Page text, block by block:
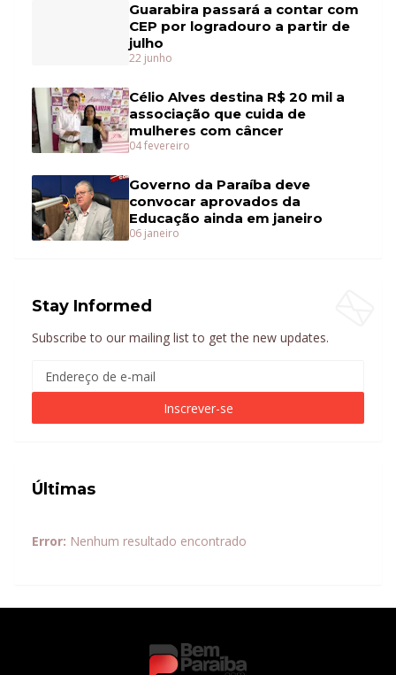
Guarabira passará a contar com
CEP por logradouro a partir de
julho
22 junho
Célio Alves destina R$ 20 mil a
associação que cuida de
mulheres com câncer
04 fevereiro
Governo da Paraíba deve
convocar aprovados da
Educação ainda em janeiro
06 janeiro
Stay Informed
Subscribe to our mailing list to get the new updates.
Últimas
Error: Nenhum resultado encontrado